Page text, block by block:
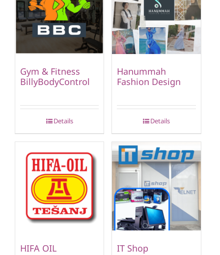
Gym & Fitness
BillyBodyControl
Details
Hanummah
Fashion Design
Details
HIFA OIL IT Shop